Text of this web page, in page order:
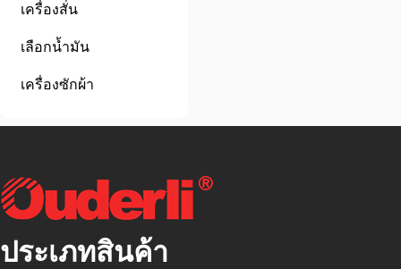
เครื่องสั่น
เลือกน้ำมัน
เครื่องซักผ้า
ประเภทสินค้า